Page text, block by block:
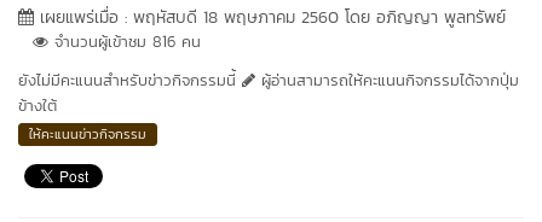
เผยแพร่เมื่อ : พฤหัสบดี 18 พฤษภาคม 2560 โดย อภิญญา พูลทรัพย์
จำนวนผู้เข้าชม 816 คน
ยังไม่มีคะแนนสำหรับข่าวกิจกรรมนี้
ผู้อ่านสามารถให้คะแนนกิจกรรมได้จากปุ่ม
ข้างใต้
ให้คะแนนข่าวกิจกรรม